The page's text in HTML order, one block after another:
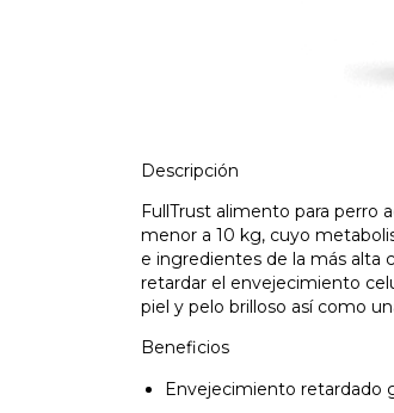
Descripción
FullTrust alimento para perro
menor a 10 kg, cuyo
e ingredientes de la más alta
retardar el envejecimiento
piel y pelo brilloso así como
Beneficios
Envejecimiento retardado